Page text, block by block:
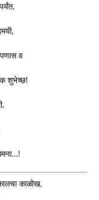
व
शुभेच्छ!
काळोख,